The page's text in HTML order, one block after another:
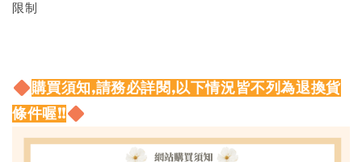
限制
購買須知,請務必詳閱,以下情況皆不列為退換貨
條件喔!!